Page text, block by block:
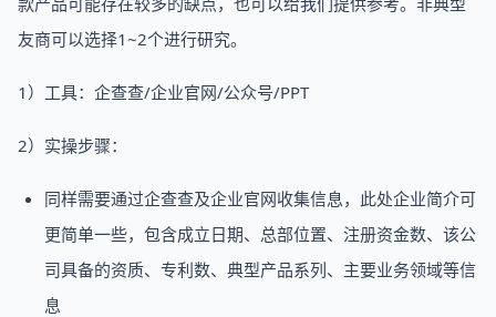
友商可以选择1~2个进行研究。
1）工具：企查查/企业官网/公众号/PPT
2）实操步骤：
同样需要通过企查查及企业官网收集信息，此处企业简介可
更简单一些，包含成立日期、总部位置、注册资金数、该公
司具备的资质、专利数、典型产品系列、主要业务领域等信
息